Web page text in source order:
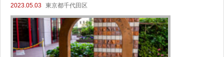
2023.05.03 東京都千代田区